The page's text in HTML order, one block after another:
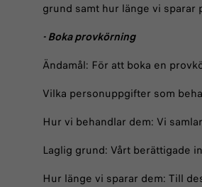
grund samt hur länge vi
- Boka provkörning
Ändamål: För att boka en
Vilka personuppgifter som
Hur vi behandlar dem: Vi
Laglig grund: Vårt berättigade
Hur länge vi sparar dem: Till